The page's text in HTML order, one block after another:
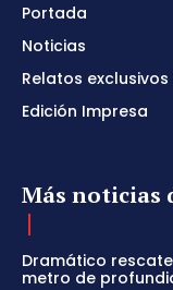
Portada
Noticias
Relatos exclusivos
Edición Impresa
Más noticias
Dramático
metro de